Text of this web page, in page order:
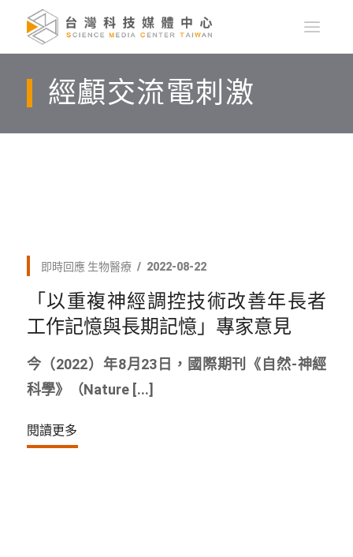
經顱交流電刺激
即時回應 生物醫療 2022-08-22
「以重複神經調控技術改善年長者
工作記憶與長期記憶」專家意見
今（2022）年8月23日，國際期刊《自然-神經
科學》（Nature [...]
閱讀更多